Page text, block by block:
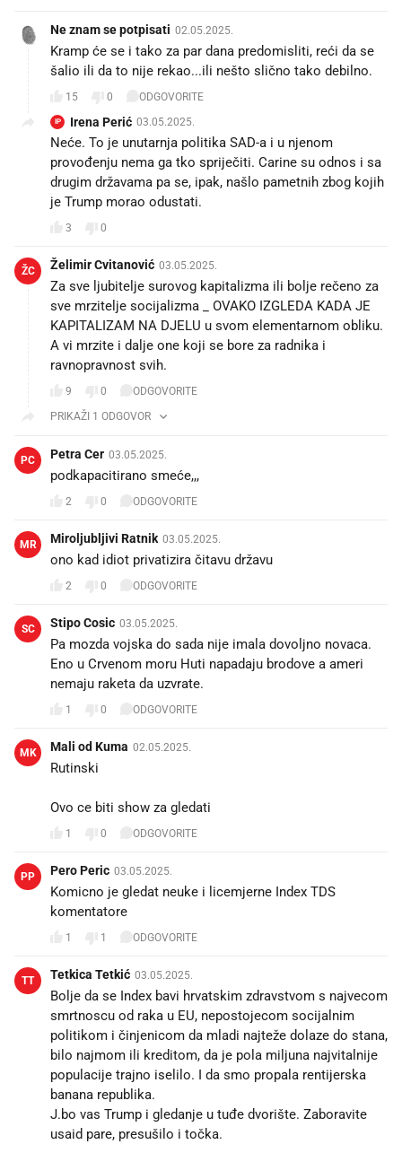
Ne znam se potpisati 02.05.2025.
Kramp će se i tako za par dana predomisliti, reći da se
šalio ili da to nije rekao...ili nešto slično tako debilno.
15 0 ODGOVORITE
IP Irena Perić 03.05.2025.
Neće. To je unutarnja politika SAD-a i u njenom
provođenju nema ga tko spriječiti. Carine su odnos i sa
drugim državama pa se, ipak, našlo pametnih zbog kojih
je Trump morao odustati.
3 0
ŽC Želimir Cvitanović 03.05.2025.
Za sve ljubitelje surovog kapitalizma ili bolje rečeno za
sve mrzitelje socijalizma _ OVAKO IZGLEDA KADA JE
KAPITALIZAM NA DJELU u svom elementarnom obliku.
A vi mrzite i dalje one koji se bore za radnika i
ravnopravnost svih.
9 0
ODGOVORITE
PRIKAŽI 1 ODGOVOR
PC Petra Cer 03.05.2025.
podkapacitirano smeće,,,
2 0 ODGOVORITE
MR Miroljubljivi Ratnik 03.05.2025.
ono kad idiot privatizira čitavu državu
2 0 ODGOVORITE
SC Stipo Cosic 03.05.2025.
Pa mozda vojska do sada nije imala dovoljno novaca.
Eno u Crvenom moru Huti napadaju brodove a ameri
nemaju raketa da uzvrate.
1 0 ODGOVORITE
MK Mali od Kuma 02.05.2025.
Rutinski 🤣
Ovo ce biti show za gledati 🍿
1 0 ODGOVORITE
PP Pero Peric 03.05.2025.
Komicno je gledat neuke i licemjerne Index TDS
komentatore
1 1 ODGOVORITE
TT Tetkica Tetkić 03.05.2025.
Bolje da se Index bavi hrvatskim zdravstvom s najvecom
smrtnoscu od raka u EU, nepostojecom socijalnim
politikom i činjenicom da mladi najteže dolaze do stana,
bilo najmom ili kreditom, da je pola miljuna najvitalnije
populacije trajno iselilo. I da smo propala rentijerska
banana republika.
J.bo vas Trump i gledanje u tuđe dvorište. Zaboravite
usaid pare, presušilo i točka.